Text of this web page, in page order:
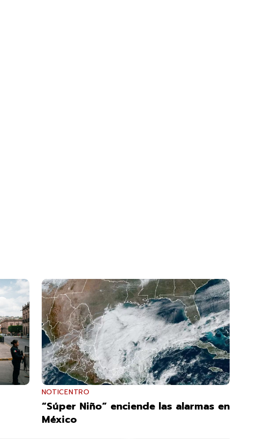
NOTICENTRO
“Súper Niño” enciende las alarmas en
México